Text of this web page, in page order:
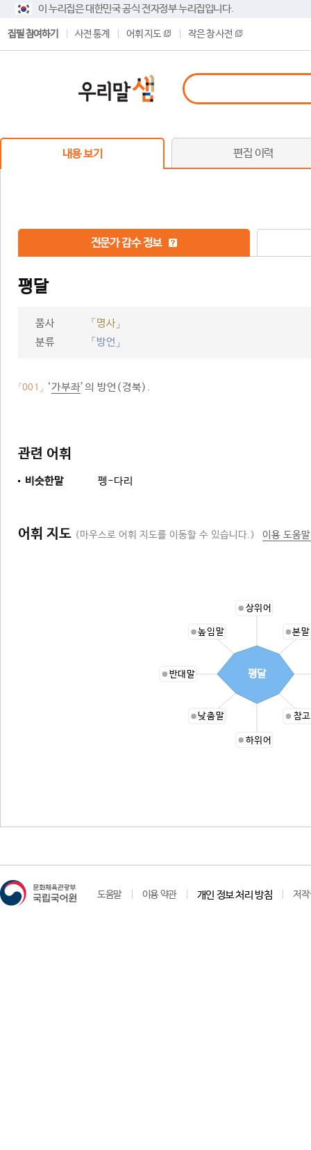
이 누리집은 대한민국 공식 전자정부 누리집입니다.
집필 참여하기 사전 통계 어휘 지도 작은 창 사전
내용 보기 편집 이력
전문가 감수 정보
평달
품사
「명사」
분류
「방언」
「001」 ‘가부좌’의 방언(경북).
관련 어휘
비슷한말 펭-다리
어휘 지도 (마우스로 어휘 지도를 이동할 수 있습니다.) 이용 도움
상위어
본
참
하위어
낮춤말
반대말
높임말
평달
도움말 이용 약관 개인 정보 처리 방침 저